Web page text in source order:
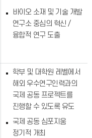
바이오 소재 및 기술 개발
연구소 중심의 혁신 /
융합적 연구 도출
학부 및 대학원 레벨에서
해외 우수연구인력과의
국제 공동 프로젝트를
진행할 수 있도록 유도
국제 공동 심포지움
정기적 개최